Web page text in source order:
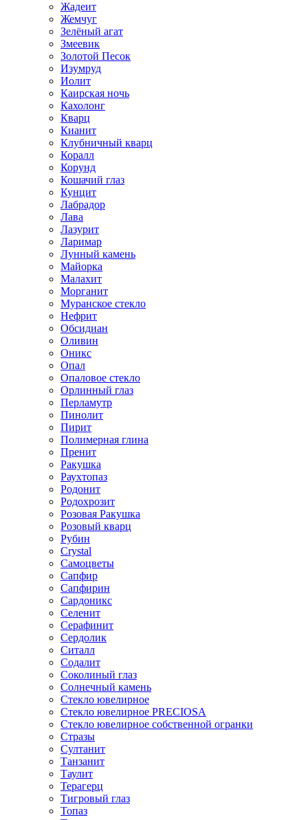
Жадеит
Жемчуг
Зелёный агат
Змеевик
Золотой Песок
Изумруд
Иолит
Каирская ночь
Кахолонг
Кварц
Кианит
Клубничный кварц
Коралл
Корунд
Кошачий глаз
Кунцит
Лабрадор
Лава
Лазурит
Ларимар
Лунный камень
Майорка
Малахит
Морганит
Муранское стекло
Нефрит
Обсидиан
Оливин
Оникс
Опал
Опаловое стекло
Орлинный глаз
Перламутр
Пинолит
Пирит
Полимерная глина
Пренит
Ракушка
Раухтопаз
Родонит
Родохрозит
Розовая Ракушка
Розовый кварц
Рубин
Сrystal
Самоцветы
Сапфир
Сапфирин
Сардоникс
Селенит
Серафинит
Сердолик
Ситалл
Содалит
Соколиный глаз
Солнечный камень
Стекло ювелирное
Стекло ювелирное PRECIOSA
Стекло ювелирное собственной огранки
Стразы
Султанит
Танзанит
Таулит
Терагерц
Тигровый глаз
Топаз